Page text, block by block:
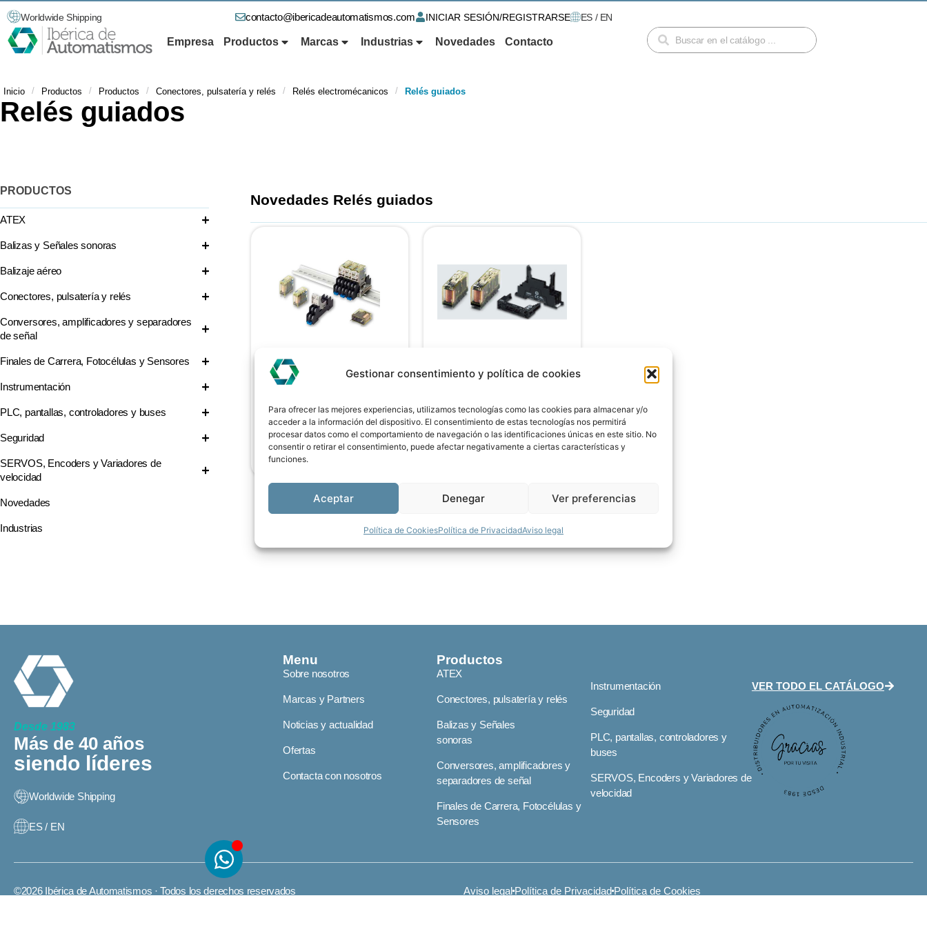
Gestionar consentimiento y política de cookies
Para ofrecer las mejores experiencias, utilizamos tecnologías como las cookies para almacenar y/o
acceder a la información del dispositivo. El consentimiento de estas tecnologías nos permitirá
procesar datos como el comportamiento de navegación o las identificaciones únicas en este sitio. No
consentir o retirar el consentimiento, puede afectar negativamente a ciertas características y
funciones.
Aceptar Denegar Ver preferencias
Política de CookiesPolítica de PrivacidadAviso legal
Worldwide Shipping contacto@ibericadeautomatismos.com INICIAR SESIÓN/REGISTRARSE ES / EN
Empresa Productos Marcas Industrias Novedades Contacto
Inicio / Productos / Productos / Conectores, pulsatería y relés / Relés electromécanicos / Relés guiados
Relés guiados
PRODUCTOS
ATEX
Balizas y Señales sonoras
Balizaje aéreo
Conectores, pulsatería y relés
Conversores, amplificadores y separadores
de señal
Finales de Carrera, Fotocélulas y Sensores
Instrumentación
PLC, pantallas, controladores y buses
Seguridad
SERVOS, Encoders y Variadores de
velocidad
Novedades
Industrias
Novedades Relés guiados
RF2
Ver producto Ver producto
Desde 1983
Más de 40 años
siendo líderes
Worldwide Shipping
ES / EN
Menu
Sobre nosotros
Marcas y Partners
Noticias y actualidad
Ofertas
Contacta con nosotros
Productos
ATEX
Conectores, pulsatería y relés
Balizas y Señales
sonoras
Conversores, amplificadores y
separadores de señal
Finales de Carrera, Fotocélulas y
Sensores
Instrumentación
Seguridad
PLC, pantallas, controladores y
buses
SERVOS, Encoders y Variadores de
velocidad
VER TODO EL CATÁLOGO
©2026 Ibérica de Automatismos · Todos los derechos reservados Aviso legal Política de Privacidad Política de Cookies